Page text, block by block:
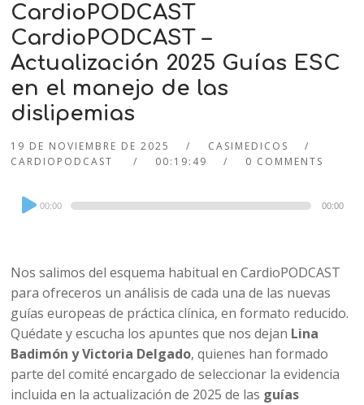
CardioPODCAST
CardioPODCAST –
Actualización 2025 Guías ESC
en el manejo de las
dislipemias
19 DE NOVIEMBRE DE 2025
CASIMEDICOS
CARDIOPODCAST
00:19:49 0 COMMENTS
Audio
Player
00:00 00:00
Nos salimos del esquema habitual en CardioPODCAST
para ofreceros un análisis de cada una de las nuevas
guías europeas de práctica clínica, en formato reducido.
Quédate y escucha los apuntes que nos dejan Lina
Badimón y Victoria Delgado, quienes han formado
parte del comité encargado de seleccionar la evidencia
incluida en la actualización de 2025 de las guías